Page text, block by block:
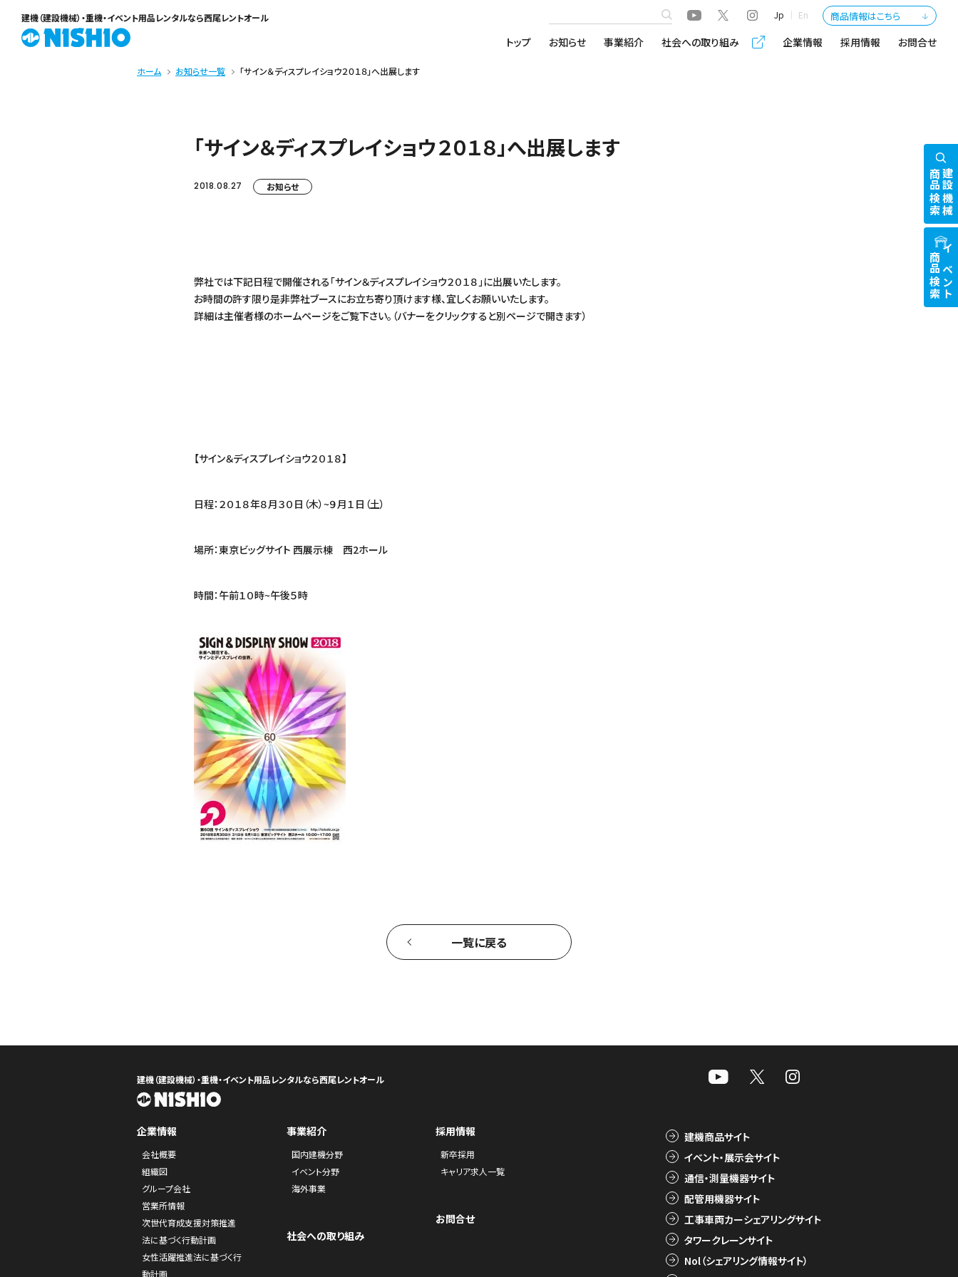
建機（建設機械）・重機・イベント用品レンタルなら西尾レントオール Jp En 商品情報はこちら
トップ お知らせ 事業紹介 社会への取り組み 企業情報 採用情報 お問合せ
ホーム お知らせ一覧 「サイン＆ディスプレイショウ２０１８」へ出展します
「サイン＆ディスプレイショウ２０１８」へ出展します
2018.08.27 お知らせ
弊社では下記日程で開催される「サイン＆ディスプレイショウ２０１８」に出展いたします。
お時間の許す限り是非弊社ブースにお立ち寄り頂けます様、宜しくお願いいたします。
詳細は主催者様のホームページをご覧下さい。（バナーをクリックすると別ページで開きます）
【サイン＆ディスプレイショウ２０１８】
日程：２０１８年８月３０日（木）~９月１日（土）
場所：東京ビッグサイト 西展示棟 西2ホール
時間：午前１０時~午後５時
一覧に戻る
建設機械
商品検索
イベント
商品検索
建機（建設機械）・重機・イベント用品レンタルなら西尾レントオール
企業情報
会社概要
組織図
グループ会社
営業所情報
次世代育成支援対策推進
法に基づく行動計画
女性活躍推進法に基づく行
動計画
事業紹介
国内建機分野
イベント分野
海外事業
社会への取り組み
採用情報
新卒採用
キャリア求人一覧
お問合せ
建機商品サイト
イベント・展示会サイト
通信・測量機器サイト
配管用機器サイト
工事車両カーシェアリングサイト
タワークレーンサイト
Nol（シェアリング情報サイト）